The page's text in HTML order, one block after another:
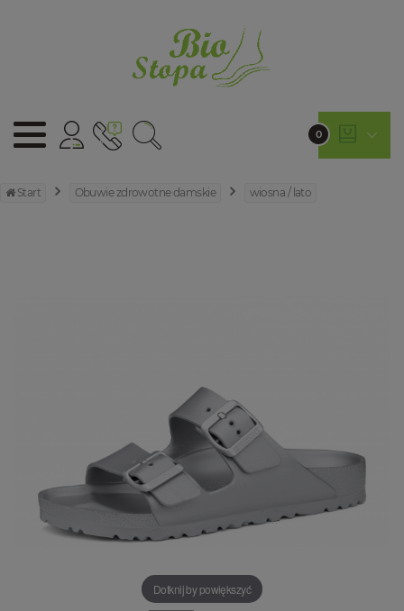
0
Start Obuwie zdrowotne damskie wiosna / lato
Dotknij by powiększyć